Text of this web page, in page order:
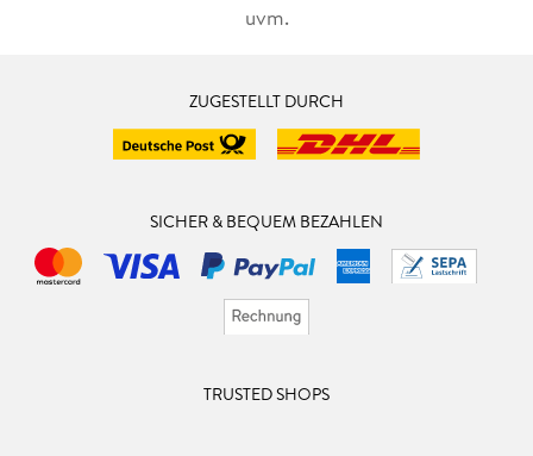
uvm.
ZUGESTELLT DURCH
SICHER & BEQUEM BEZAHLEN
TRUSTED SHOPS